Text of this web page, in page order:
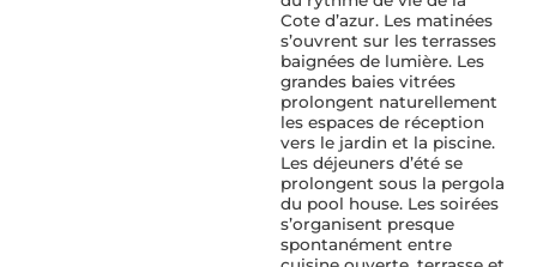
Cote d’azur. Les matinées
s’ouvrent sur les terrasses
baignées de lumière. Les
grandes baies vitrées
prolongent naturellement
les espaces de réception
vers le jardin et la piscine.
Les déjeuners d’été se
prolongent sous la pergola
du pool house. Les soirées
s’organisent presque
spontanément entre